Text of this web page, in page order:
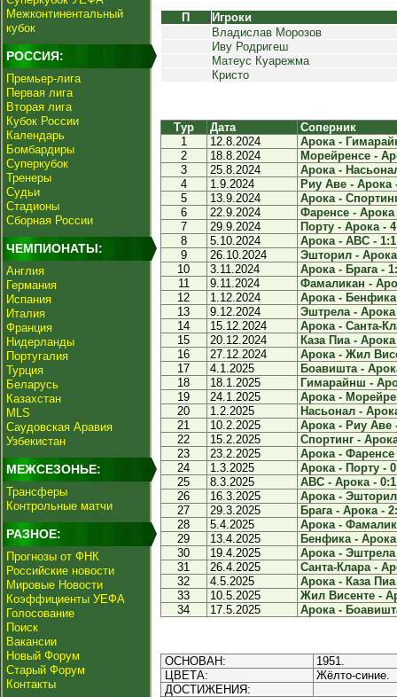
Межконтинентальный
кубок
РОССИЯ:
Премьер-лига
Первая лига
Вторая лига
Кубок России
Календарь
Бомбардиры
Суперкубок
Тренеры
Судьи
Стадионы
Сборная России
ЧЕМПИОНАТЫ:
Англия
Германия
Испания
Италия
Франция
Нидерланды
Португалия
Турция
Беларусь
Казахстан
MLS
Саудовская Аравия
Узбекистан
МЕЖСЕЗОНЬЕ:
Трансферы
Контрольные матчи
РАЗНОЕ:
Прогнозы от ФНК
Российские новости
Мировые Новости
Коэффициенты УЕФА
Голосование
Поиск
Вакансии
Новый Форум
Старый Форум
Контакты
П
Игроки
Владислав Морозов
Иву Родригеш
Матеус Куарежма
Кристо
Тур Дата
Соперник
1
12.8.2024
Арока -
2
18.8.2024
Морейренсе -
3
25.8.2024
Арока -
4
1.9.2024
Риу Аве - Арока
5
13.9.2024
Арока -
6
22.9.2024
Фаренсе - Арока
7
29.9.2024
Порту - Арока -
8
5.10.2024
Арока - АВС - 1:1
9
26.10.2024
Эшторил -
10
3.11.2024
Арока - Брага -
11
9.11.2024
Фамаликан -
12
1.12.2024
Арока - Бенфика
13
9.12.2024
Эштрела - Арока
14
15.12.2024
Арока - Санта-
15
20.12.2024
Каза Пиа -
16
27.12.2024
Арока - Жил
17
4.1.2025
Боавишта -
18
18.1.2025
Гимарайнш -
19
24.1.2025
Арока -
20
1.2.2025
Насьонал -
21
10.2.2025
Арока - Риу Аве
22
15.2.2025
Спортинг -
23
23.2.2025
Арока - Фаренсе
24
1.3.2025
Арока - Порту -
25
8.3.2025
АВС - Арока - 0:1
26
16.3.2025
Арока -
27
29.3.2025
Брага - Арока -
28
5.4.2025
Арока -
29
13.4.2025
Бенфика -
30
19.4.2025
Арока - Эштрела
31
26.4.2025
Санта-Клара -
32
4.5.2025
Арока - Каза Пиа
33
10.5.2025
Жил Висенте -
34
17.5.2025 Арока -
ОСНОВАН:
1951.
ЦВЕТА:
Жёлто-синие.
ДОСТИЖЕНИЯ: